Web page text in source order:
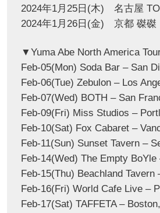
2024年1月25日(木) 名古屋
2024年1月26日(金) 京都 磔磔
▼Yuma Abe North America
Feb-05(Mon) Soda Bar – San
Feb-06(Tue) Zebulon – Los
Feb-07(Wed) BOTH – San
Feb-09(Fri) Miss Studios –
Feb-10(Sat) Fox Cabaret –
Feb-11(Sun) Sunset Tavern –
Feb-14(Wed) The Empty
Feb-15(Thu) Beachland Tavern
Feb-16(Fri) World Cafe Live –
Feb-17(Sat) TAFFETA –